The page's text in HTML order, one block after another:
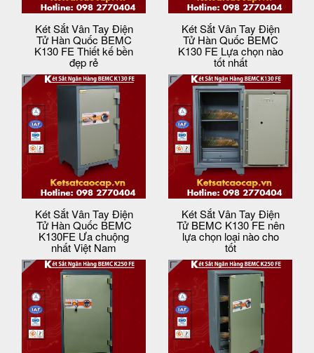
Két Sắt Vân Tay Điện
Tử Hàn Quốc BEMC
K130 FE Thiết kế bền
đẹp rẻ
Két Sắt Vân Tay Điện
Tử Hàn Quốc BEMC
K130 FE Lựa chọn nào
tốt nhất
Két Sắt Vân Tay Điện
Tử Hàn Quốc BEMC
K130FE Ưa chuộng
nhất Việt Nam
Két Sắt Vân Tay Điện
Tử BEMC K130 FE nên
lựa chọn loại nào cho
tốt